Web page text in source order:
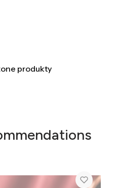
produkty